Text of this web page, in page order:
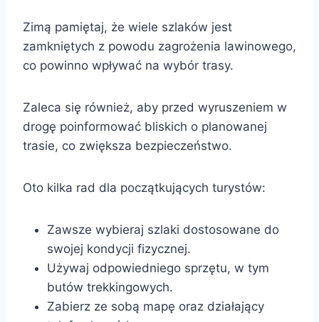
Zimą pamiętaj, że wiele szlaków jest
zamkniętych z powodu zagrożenia lawinowego,
co powinno wpływać na wybór trasy.
Zaleca się również, aby przed wyruszeniem w
drogę poinformować bliskich o planowanej
trasie, co zwiększa bezpieczeństwo.
Oto kilka rad dla początkujących turystów:
Zawsze wybieraj szlaki dostosowane do
swojej kondycji fizycznej.
Używaj odpowiedniego sprzętu, w tym
butów trekkingowych.
Zabierz ze sobą mapę oraz działający